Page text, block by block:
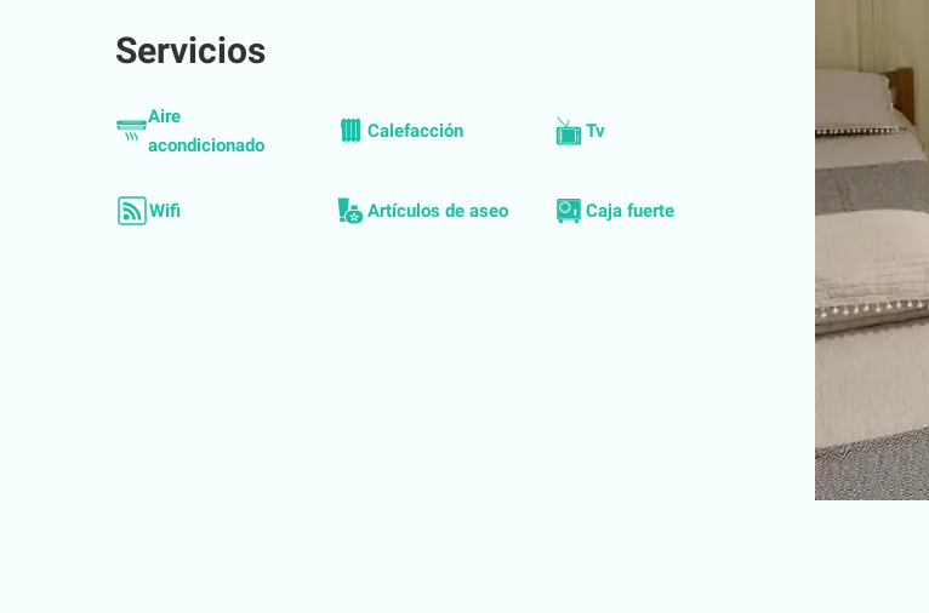
Servicios
Aire
acondicionado
Calefacción Tv
Wifi Artículos de aseo Caja fuerte